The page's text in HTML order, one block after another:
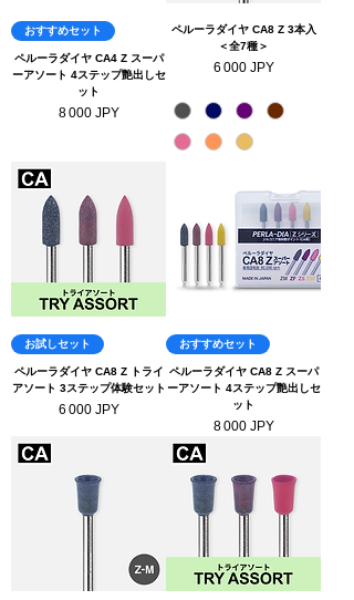
おすすめセット
ペルーラダイヤ CA4 Z スーパ
ーアソート 4ステップ艶出しセ
ット
Prix
8 000 JPY
ペルーラダイヤ CA8 Z 3本入
＜全7種＞
Prix
6 000 JPY
お試しセット
ペルーラダイヤ CA8 Z トライ
アソート 3ステップ体験セット
Prix
6 000 JPY
おすすめセット
ペルーラダイヤ CA8 Z スーパ
ーアソート 4ステップ艶出しセ
ット
Prix
8 000 JPY